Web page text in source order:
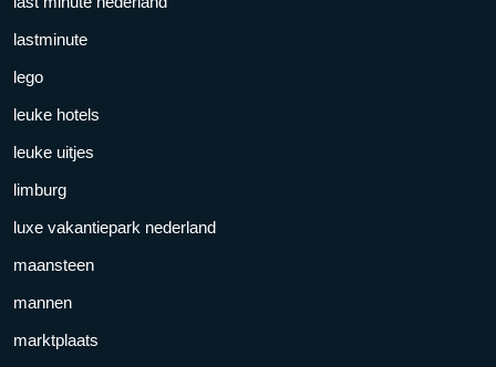
lastminute
lego
leuke hotels
leuke uitjes
limburg
luxe vakantiepark nederland
maansteen
mannen
marktplaats